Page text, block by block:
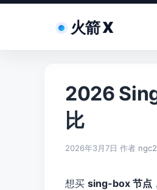
跳
火箭 X
2026
比
2026年3月7日 作者
想买 sing-box 节点